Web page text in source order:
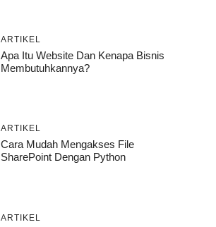
ARTIKEL
Apa Itu Website Dan Kenapa Bisnis
Membutuhkannya?
ARTIKEL
Cara Mudah Mengakses File
SharePoint Dengan Python
ARTIKEL